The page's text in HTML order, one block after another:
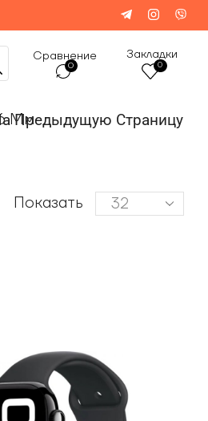
Сравнение
0
Закладки
0
Предыдущую Страницу
Мм
Показать